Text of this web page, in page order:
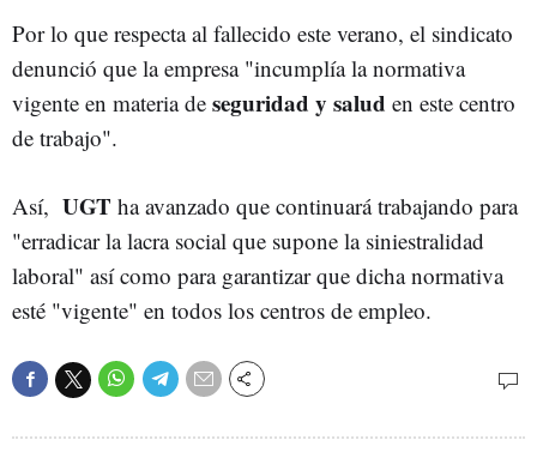
Por lo que respecta al fallecido este verano, el sindicato
denunció que la empresa "incumplía la normativa
vigente en materia de seguridad y salud en este centro
de trabajo".
Así, UGT ha avanzado que continuará trabajando para
"erradicar la lacra social que supone la siniestralidad
laboral" así como para garantizar que dicha normativa
esté "vigente" en todos los centros de empleo.